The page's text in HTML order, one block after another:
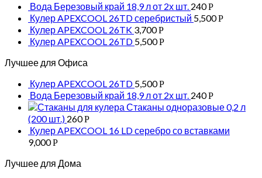
Вода Березовый край 18,9 л от 2х шт. 240Р
Кулер APEXCOOL 26TD серебристый 5,500Р
Кулер APEXCOOL 26TK 3,700Р
Кулер APEXCOOL 26TD 5,500Р
Лучшее для Офиса
Кулер APEXCOOL 26TD 5,500Р
Вода Березовый край 18,9 л от 2х шт. 240Р
Стаканы одноразовые 0,2 л
(200 шт.) 260Р
Кулер APEXCOOL 16 LD серебро со вставками
9,000Р
Лучшее для Дома